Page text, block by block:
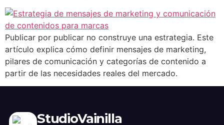
Branding
monday.com & Sistemas
Publicar por publicar no construye una estrategia. Este
artículo explica cómo definir mensajes de marketing,
pilares de comunicación y categorías de contenido a
partir de las necesidades reales del mercado.
StudioVainilla